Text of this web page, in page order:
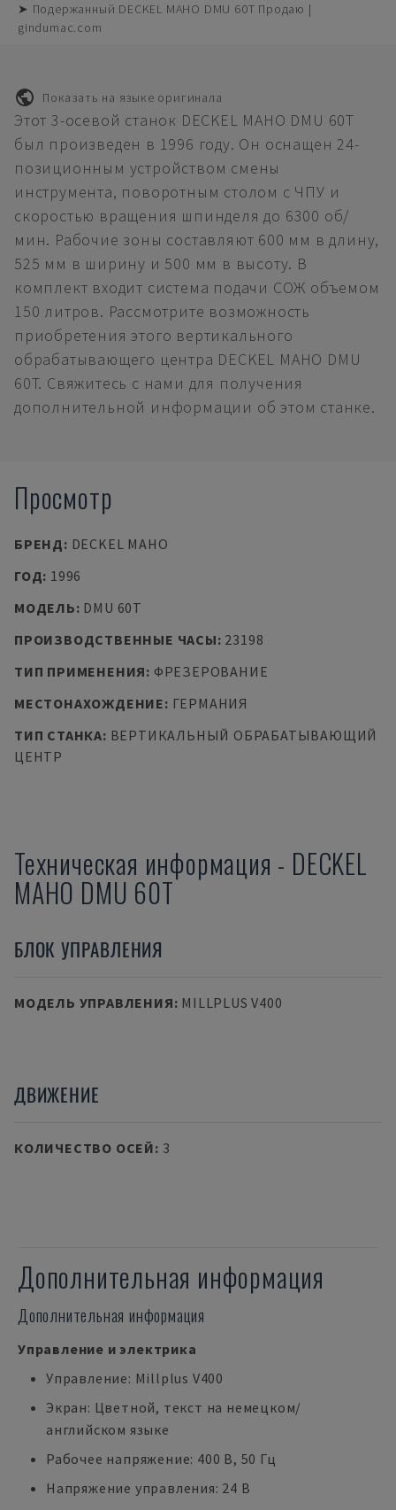
➤ Подержанный DECKEL MAHO DMU 60T Продаю |
gindumac.com
Показать на языке оригинала
Этот 3-осевой станок DECKEL MAHO DMU 60T
был произведен в 1996 году. Он оснащен 24-
позиционным устройством смены
инструмента, поворотным столом с ЧПУ и
скоростью вращения шпинделя до 6300 об/
мин. Рабочие зоны составляют 600 мм в длину,
525 мм в ширину и 500 мм в высоту. В
комплект входит система подачи СОЖ объемом
150 литров. Рассмотрите возможность
приобретения этого вертикального
обрабатывающего центра DECKEL MAHO DMU
60T. Свяжитесь с нами для получения
дополнительной информации об этом станке.
Просмотр
БРЕНД: DECKEL MAHO
ГОД: 1996
МОДЕЛЬ: DMU 60T
ПРОИЗВОДСТВЕННЫЕ ЧАСЫ: 23198
ТИП ПРИМЕНЕНИЯ: ФРЕЗЕРОВАНИЕ
МЕСТОНАХОЖДЕНИЕ: ГЕРМАНИЯ
ТИП СТАНКА: ВЕРТИКАЛЬНЫЙ ОБРАБАТЫВАЮЩИЙ
ЦЕНТР
Техническая информация - DECKEL
MAHO DMU 60T
БЛОК УПРАВЛЕНИЯ
МОДЕЛЬ УПРАВЛЕНИЯ: MILLPLUS V400
ДВИЖЕНИЕ
КОЛИЧЕСТВО ОСЕЙ: 3
Дополнительная информация
Дополнительная информация
Управление и электрика
Управление: Millplus V400
Экран: Цветной, текст на немецком/
английском языке
Рабочее напряжение: 400 В, 50 Гц
Напряжение управления: 24 В